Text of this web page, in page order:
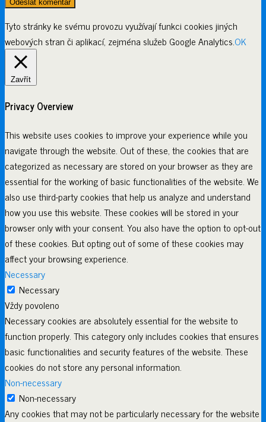
Tyto stránky ke svému provozu využívají funkci cookies jiných
webových stran či aplikací, zejména služeb Google Analytics.OK
Zavřít
Privacy Overview
This website uses cookies to improve your experience while you
navigate through the website. Out of these, the cookies that are
categorized as necessary are stored on your browser as they are
essential for the working of basic functionalities of the website. We
also use third-party cookies that help us analyze and understand
how you use this website. These cookies will be stored in your
browser only with your consent. You also have the option to opt-out
of these cookies. But opting out of some of these cookies may
affect your browsing experience.
Necessary
Necessary
Vždy povoleno
Necessary cookies are absolutely essential for the website to
function properly. This category only includes cookies that ensures
basic functionalities and security features of the website. These
cookies do not store any personal information.
Non-necessary
Non-necessary
Any cookies that may not be particularly necessary for the website